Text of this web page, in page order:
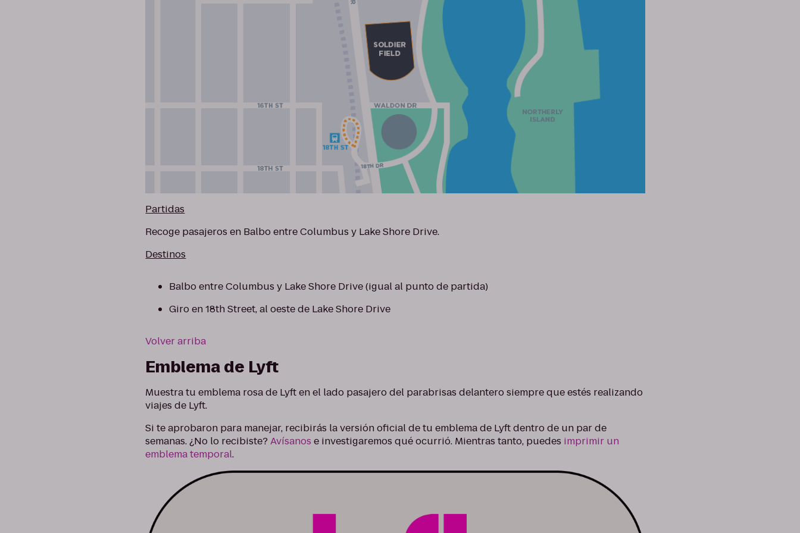
Partidas
Recoge pasajeros en Balbo entre Columbus y Lake Shore Drive.
Destinos
Balbo entre Columbus y Lake Shore Drive (igual al punto de partida)
Giro en 18th Street, al oeste de Lake Shore Drive
Volver arriba
Emblema de Lyft
Muestra tu emblema rosa de Lyft en el lado pasajero del parabrisas delantero siempre que estés realizando
viajes de Lyft.
Si te aprobaron para manejar, recibirás la versión oficial de tu emblema de Lyft dentro de un par de
semanas. ¿No lo recibiste?Avísanos e investigaremos qué ocurrió. Mientras tanto, puedes imprimir un
emblema temporal.